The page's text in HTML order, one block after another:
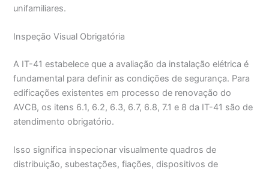
unifamiliares.
Inspeção Visual Obrigatória
A IT-41 estabelece que a avaliação da instalação elétrica é
fundamental para definir as condições de segurança. Para
edificações existentes em processo de renovação do
AVCB, os itens 6.1, 6.2, 6.3, 6.7, 6.8, 7.1 e 8 da IT-41 são de
atendimento obrigatório.
Isso significa inspecionar visualmente quadros de
distribuição, subestações, fiações, dispositivos de